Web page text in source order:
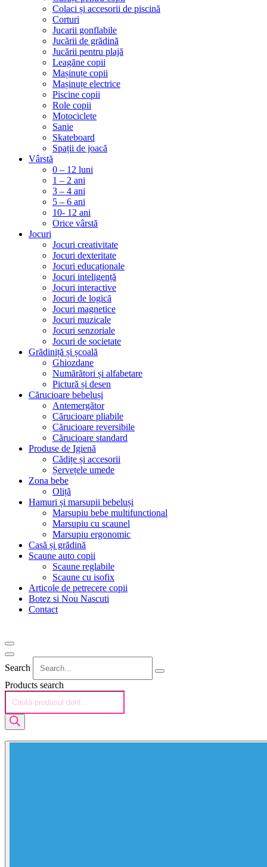
Colaci și accesorii de piscină
Corturi
Jucarii gonflabile
Jucării de grădină
Jucării pentru plajă
Leagăne copii
Mașinuțe copii
Mașinuțe electrice
Piscine copii
Role copii
Motociclete
Sanie
Skateboard
Spații de joacă
Vârstă
0 – 12 luni
1 – 2 ani
3 – 4 ani
5 – 6 ani
10- 12 ani
Orice vârstă
Jocuri
Jocuri creativitate
Jocuri dexteritate
Jocuri educaționale
Jocuri inteligență
Jocuri interactive
Jocuri de logică
Jocuri magnetice
Jocuri muzicale
Jocuri senzoriale
Jocuri de societate
Grădiniță și școală
Ghiozdane
Numărători și alfabetare
Pictură și desen
Cărucioare bebeluși
Antemergător
Cărucioare pliabile
Cărucioare reversibile
Cărucioare standard
Produse de Igienă
Cădițe și accesorii
Șervețele umede
Zona bebe
Oliță
Hamuri și marsupii bebeluși
Marsupiu bebe multifunctional
Marsupiu cu scaunel
Marsupiu ergonomic
Casă și grădină
Scaune auto copii
Scaune reglabile
Scaune cu isofix
Articole de petrecere copii
Botez si Nou Nascuti
Contact
Search
Products search